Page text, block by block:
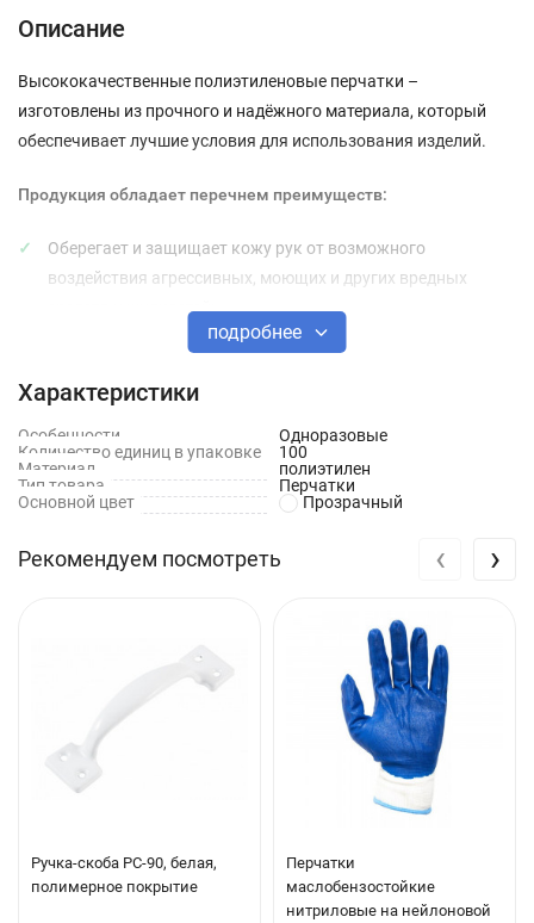
Описание
Высококачественные полиэтиленовые перчатки –
изготовлены из прочного и надёжного материала, который
обеспечивает лучшие условия для использования изделий.
Продукция обладает перечнем преимуществ:
Оберегает и защищает кожу рук от возможного
воздействия агрессивных, моющих и других вредных
средств и жидкостей;
Предотвращает попадание на кожу бактерий,
насекомых и животных;
Минимизирует случайные разрывы благодаря
оптимальной плотности полиэтилена.
подробнее
Характеристики
Особенности
Одноразовые
Количество единиц в упаковке
100
Материал
полиэтилен
Тип товара
Перчатки
Основной цвет
Прозрачный
Рекомендуем посмотреть
Ручка-скоба РС-90, белая,
полимерное покрытие
Перчатки
маслобензостойкие
нитриловые на нейлоновой
‹ ›